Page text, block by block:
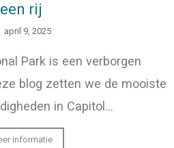
een rij
april 9, 2025
Park is een verborgen
blog zetten we de mooiste
in Capitol…
informatie